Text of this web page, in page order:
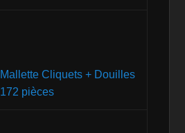
Mallette Cliquets + Douilles
172 pièces